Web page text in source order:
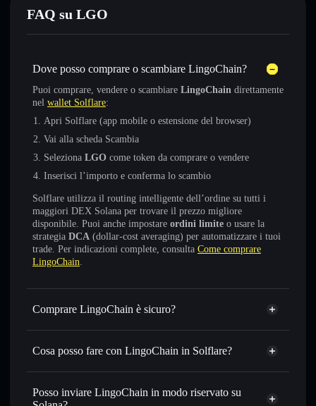
FAQ su LGO
Dove posso comprare o scambiare LingoChain?
Puoi comprare, vendere o scambiare LingoChain direttamente
nel wallet Solflare:
Apri Solflare (app mobile o estensione del browser)
Vai alla scheda Scambia
Seleziona LGO come token da comprare o vendere
Inserisci l’importo e conferma lo scambio
Solflare utilizza il routing intelligente dell’ordine su tutti i
maggiori DEX Solana per trovare il prezzo migliore
disponibile. Puoi anche impostare ordini limite o usare la
strategia DCA (dollar-cost averaging) per automatizzare i tuoi
trade. Per indicazioni complete, consulta Come comprare
LingoChain.
Comprare LingoChain è sicuro?
LingoChain non è verificato
Cosa posso fare con LingoChain in Solflare?
LingoChain
wallet Solflare
Scambiare istantaneamente — scambia LGO in SOL,
USDC o in migliaia di altri token Solana al prezzo migliore
Posso inviare LingoChain in modo riservato su